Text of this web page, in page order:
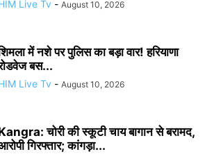
Live Tv - August 10, 2026
में नशे पर पुलिस का बड़ा वार! हरियाणा
बस...
Live Tv - August 10, 2026
चोरी की स्कूटी चाय बागान से बरामद,
गिरफ्तार; कांगड़ा...